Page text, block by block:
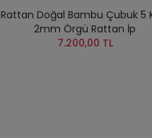
Rattan Doğal Bambu Çubuk 5
2mm Örgü Rattan İp
7.200,00 TL